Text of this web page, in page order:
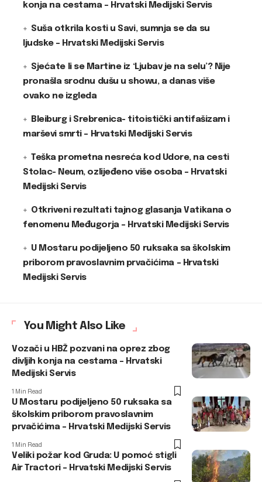
konja na cestama – Hrvatski Medijski Servis
Suša otkrila kosti u Savi, sumnja se da su
ljudske – Hrvatski Medijski Servis
Sjećate li se Martine iz ‘Ljubav je na selu’? Nije
pronašla srodnu dušu u showu, a danas više
ovako ne izgleda
Bleiburg i Srebrenica- titoistički antifašizam i
marševi smrti – Hrvatski Medijski Servis
Teška prometna nesreća kod Udore, na cesti
Stolac- Neum, ozlijeđeno više osoba – Hrvatski
Medijski Servis
Otkriveni rezultati tajnog glasanja Vatikana o
fenomenu Međugorja – Hrvatski Medijski Servis
U Mostaru podijeljeno 50 ruksaka sa školskim
priborom pravoslavnim prvačićima – Hrvatski
Medijski Servis
You Might Also Like
Vozači u HBŽ pozvani na oprez zbog
divljih konja na cestama – Hrvatski
Medijski Servis
1 Min Read
U Mostaru podijeljeno 50 ruksaka sa
školskim priborom pravoslavnim
prvačićima – Hrvatski Medijski Servis
1 Min Read
Veliki požar kod Gruda: U pomoć stigli
Air Tractori – Hrvatski Medijski Servis